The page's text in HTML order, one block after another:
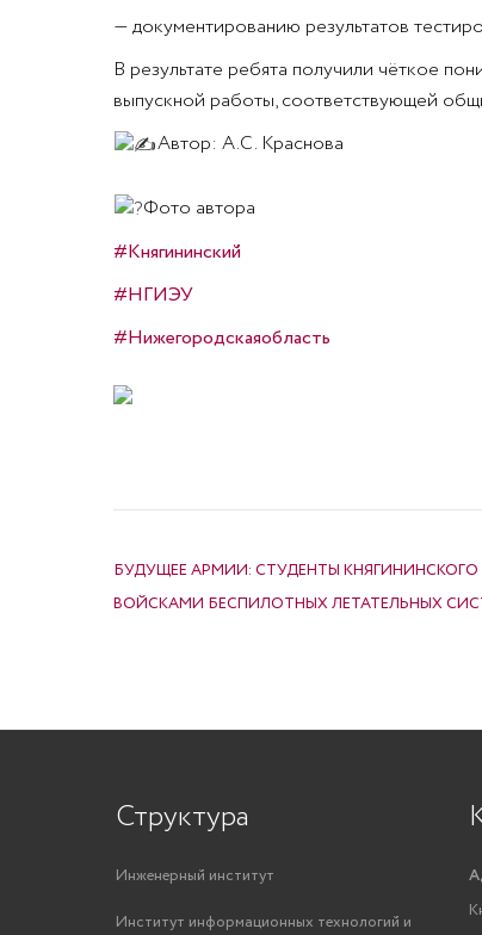
— документированию результатов
В результате ребята получили чёткое
выпускной работы, соответствующей
Автор: А.С. Краснова
Фото автора
#Княгининский
#НГИЭУ
#Нижегородскаяобласть
БУДУЩЕЕ АРМИИ: СТУДЕНТЫ
ВОЙСКАМИ БЕСПИЛОТНЫХ ЛЕТАТЕЛЬНЫХ
Структура
Инженерный институт
Институт информационных технологий и